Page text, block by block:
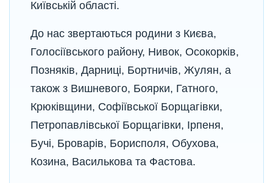
Київській області.
До нас звертаються родини з Києва,
Голосіївського району, Нивок, Осокорків,
Позняків, Дарниці, Бортничів, Жулян, а
також з Вишневого, Боярки, Гатного,
Крюківщини, Софіївської Борщагівки,
Петропавлівської Борщагівки, Ірпеня,
Бучі, Броварів, Борисполя, Обухова,
Козина, Василькова та Фастова.